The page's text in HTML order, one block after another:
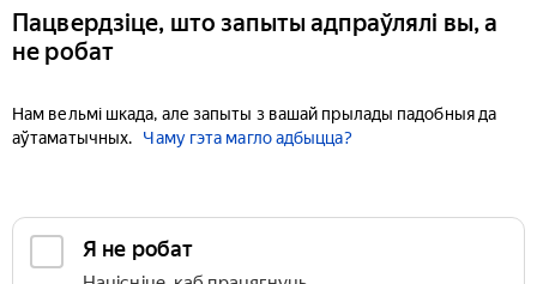
Пацвердзіце, што запыты адпраўлялі вы, а
не робат
Нам вельмі шкада, але запыты з вашай прылады падобныя да
аўтаматычных.
Чаму гэта магло адбыцца?
Я не робат